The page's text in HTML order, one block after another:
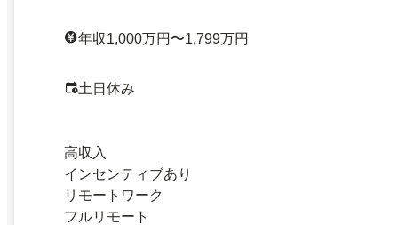
年収1,000万円〜1,799万円
土日休み
高収入
インセンティブあり
リモートワーク
フルリモート